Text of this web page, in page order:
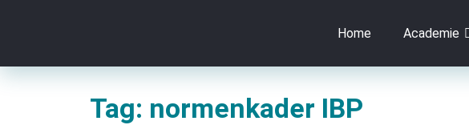
Home Academie
Tag: normenkader IBP